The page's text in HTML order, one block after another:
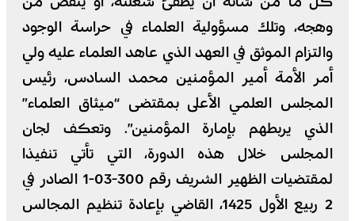
وهجه، وتلك مسؤولية العلماء في حراسة الوجود
والتزام الموثق في العهد الذي عاهد العلماء عليه ولي
أمر الأمة أمير المؤمنين محمد السادس، رئيس
المجلس العلمي الأعلى بمقتضى “ميثاق العلماء”
الذي يربطهم بإمارة المؤمنين”. وتعكف لجان
المجلس خلال هذه الدورة، التي تأتي تنفيذا
لمقتضيات الظهير الشريف رقم 300-03-1 الصادر في
2 ربيع الأول 1425، القاضي بإعادة تنظيم المجالس